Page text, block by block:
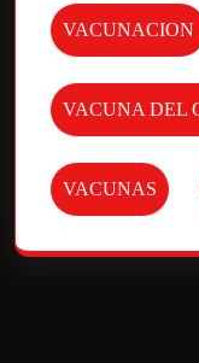
VACUNACION
VACUNA DEL
VACUNAS